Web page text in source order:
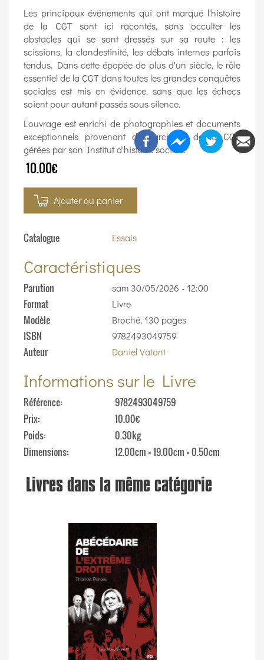
Les principaux événements qui ont marqué l'histoire
de la CGT sont ici racontés, sans occulter les
obstacles qui se sont dressés sur sa route : les
scissions, la clandestinité, les débats internes parfois
tendus. Dans cette épopée de plus d'un siècle, le rôle
essentiel de la CGT dans toutes les grandes conquêtes
sociales est mis en évidence, sans que les échecs
soient pour autant passés sous silence.
L'ouvrage est enrichi de photographies et documents
exceptionnels provenant des archives de la CGT
gérées par son Institut d'histoire sociale.
10.00€
Ajouter au panier
Catalogue Essais
Caractéristiques
Parution sam 30/05/2026 - 12:00
Format Livre
Modèle Broché, 130 pages
ISBN 9782493049759
Auteur Daniel Vatant
Informations sur le Livre
Référence
9782493049759
Prix
10.00€
Poids
0.30kg
Dimensions
12.00cm × 19.00cm × 0.50cm
Livres dans la même catégorie